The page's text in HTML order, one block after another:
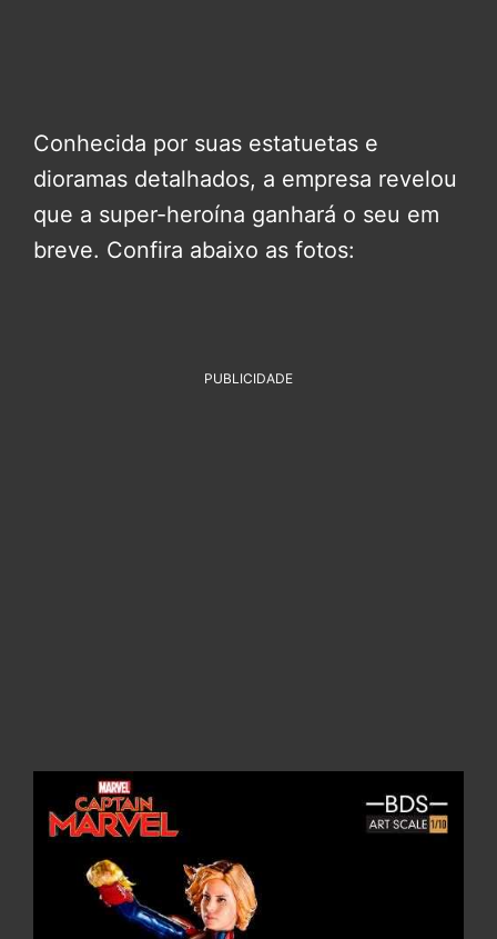
Conhecida por suas estatuetas e
dioramas detalhados, a empresa revelou
que a super-heroína ganhará o seu em
breve. Confira abaixo as fotos:
PUBLICIDADE